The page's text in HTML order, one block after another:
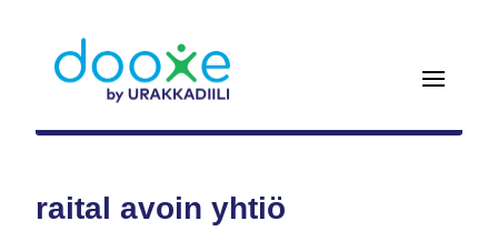
raital avoin yhtiö